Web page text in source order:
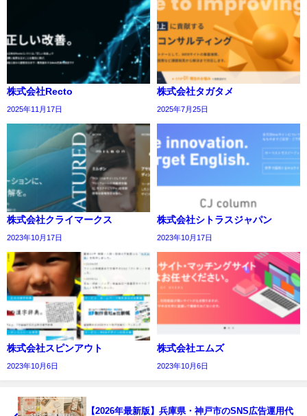
株式会社Recto
2025年11月17日
株式会社タガタメ
2025年7月25日
株式会社クライマークス
2023年10月17日
株式会社シトラスジャパン
2023年10月17日
株式会社スピンアウト
2023年10月6日
株式会社エムズ
2023年10月6日
【2026年最新版】兵庫県・神戸市のSNS広告運用代